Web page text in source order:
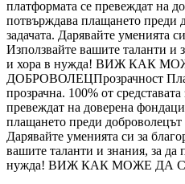
платформата се превеждат на
потвърждава плащането преди
задачата. Дарявайте уменията
Използвайте вашите таланти и
и хора в нужда! ВИЖ КАК
ДОБРОВОЛЕЦПрозрачност
прозрачна. 100% от
превеждат на доверена
плащането преди доброволецът
Дарявайте уменията си за
вашите таланти и знания, за да
нужда! ВИЖ КАК МОЖЕ ДА